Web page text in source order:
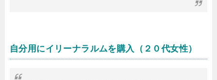
自分用にイリーナラルムを購入（２０代女性）